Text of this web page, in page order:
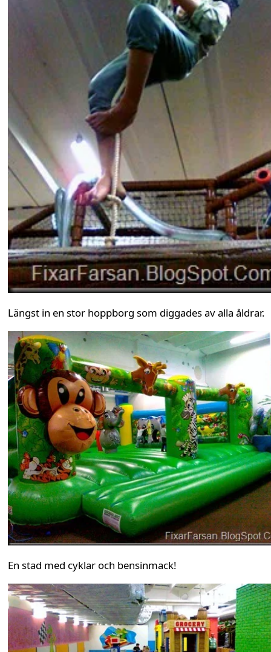
Längst in en stor hoppborg som diggades av alla åldrar.
En stad med cyklar och bensinmack!